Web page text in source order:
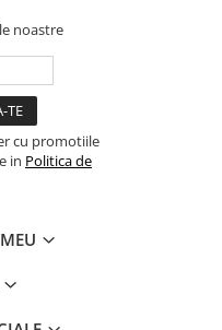
noastre
cu promotiile
in Politica de